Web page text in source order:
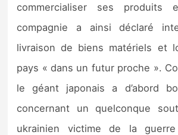
Précommandes
Précommandes jeux
Sorties de jeux
Bons plans
commercialiser ses produits
compagnie a ainsi déclaré
livraison de biens matériels et
pays « dans un futur proche ».
le géant japonais a d’abord
concernant un quelconque
ukrainien victime de la